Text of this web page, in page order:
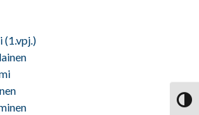
(1.vpj.)